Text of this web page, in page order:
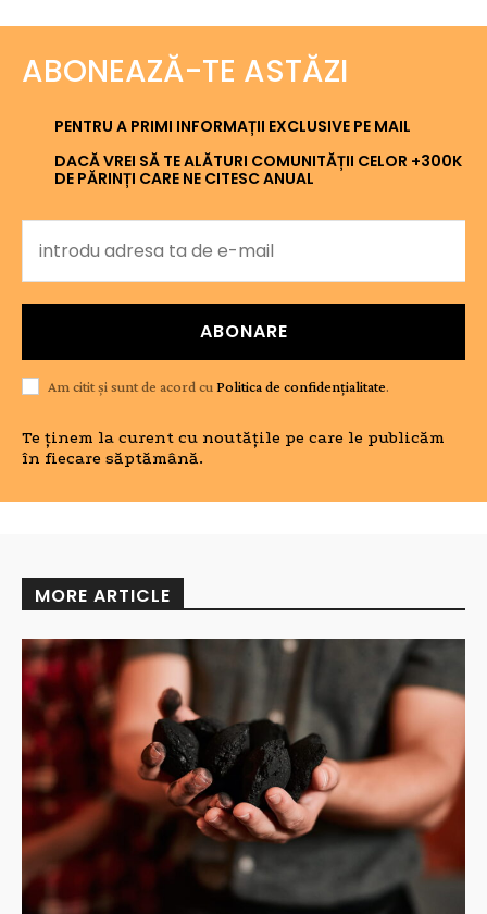
ABONEAZĂ-TE ASTĂZI
PENTRU A PRIMI INFORMAȚII EXCLUSIVE PE MAIL
DACĂ VREI SĂ TE ALĂTURI COMUNITĂȚII CELOR +300K
DE PĂRINȚI CARE NE CITESC ANUAL
ABONARE
Am citit și sunt de acord cu Politica de confidențialitate.
Te ținem la curent cu noutățile pe care le publicăm
în fiecare săptămână.
MORE ARTICLE